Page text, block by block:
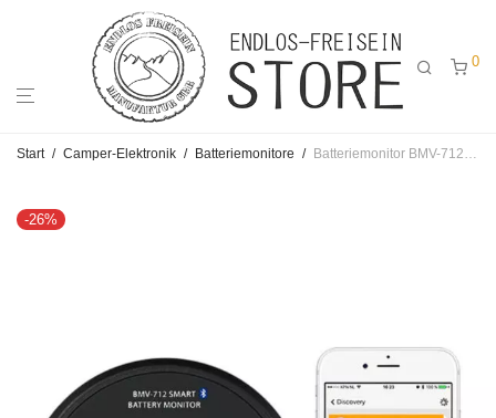
0
Start / Camper-Elektronik / Batteriemonitore / Batteriemonitor BMV-712 inkl. 500A Smart Shunt + Bluetooth 12/24/36/48V für Camper und Van
-26%